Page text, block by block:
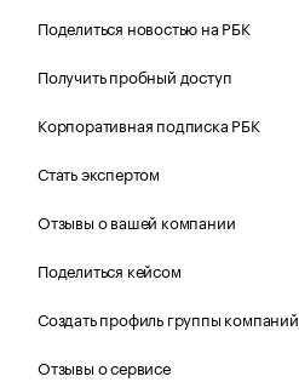
Поделиться новостью на РБК
Получить пробный доступ
Корпоративная подписка РБК
Стать экспертом
Отзывы о вашей компании
Поделиться кейсом
Создать профиль группы компаний
Отзывы о сервисе